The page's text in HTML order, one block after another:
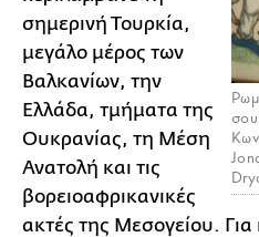
σημερινή Τουρκία,
μεγάλο μέρος των
Βαλκανίων, την
Ελλάδα, τμήματα της
Ουκρανίας, τη Μέση
Ανατολή και τις
βορειοαφρικανικές
ακτές της Μεσογείου. Για